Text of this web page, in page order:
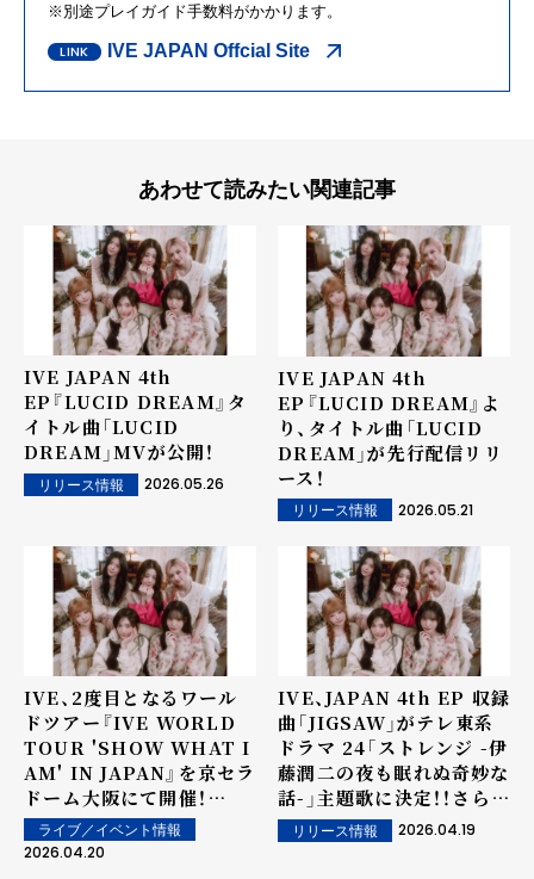
※別途プレイガイド手数料がかかります。
IVE JAPAN Offcial Site
あわせて読みたい関連記事
IVE JAPAN 4th
EP『LUCID DREAM』タ
イトル曲「LUCID
DREAM」MVが公開！
リリース情報 2026.05.26
IVE JAPAN 4th
EP『LUCID DREAM』よ
り、タイトル曲「LUCID
DREAM」が先行配信リリ
ース！
リリース情報 2026.05.21
IVE、2度目となるワール
ドツアー『IVE WORLD
TOUR 'SHOW WHAT I
AM' IN JAPAN』を京セラ
ドーム大阪にて開催！
JAPAN 4th EPタイトル
曲「LUCID DREAM」をい
ライブ／イベント情報
2026.04.20
IVE、JAPAN 4th EP 収録
曲「JIGSAW」がテレ東系
ドラマ 24「ストレンジ -伊
藤潤二の夜も眠れぬ奇妙な
話-」主題歌に決定！！さらに
伊藤潤二描き下ろしとなる
JAPAN 4th EP『LUCID
リリース情報 2026.04.19